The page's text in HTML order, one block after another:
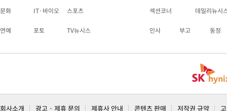
문화 IT·바이오 스포츠
연예 포토 TV뉴시스
섹션코너 데일리뉴시
인사 부고 동정
회사소개 광고 · 제휴 문의 제휴사 안내 콘텐츠 판매 저작권 규약